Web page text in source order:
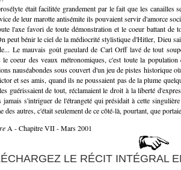
était facilitée grandement par le fait que les canailles
de leur marotte antisémite ils pouvaient servir d'amorce
l'axe favori de toute démonstration et le coeur battant
peut bénir le ciel de la médiocrité stylistique d'Hitler, Dieu
Le mauvais goût gueulard de Carl Orff lavé de tout
le coeur des veaux métronomiques, c'est toute la
nauséabondes sous couvert d'un jeu de pistes historique
et ses amis, quand ils ne poussaient pas de la plume
guérissaient de tout, réclamaient le droit à la liberté
jamais s'intriguer de l'étrangeté qui présidait à cette
des autres, c'était seulement de ce côté-là, pourtant, que
A - Chapitre VII - Mars 2001
LE RÉCIT INTÉGRAL